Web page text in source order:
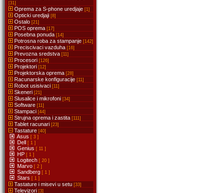
[31]
Oprema za S-phone uredjaje [1]
Opticki uredjaji [8]
Ostalo [21]
POS oprema [17]
Posebna ponuda [14]
Potrosna roba za stampanje [142]
Preciscivaci vazduha [16]
Prevozna sredstva [11]
Procesori [126]
Projektori [12]
Projektorska oprema [28]
Racunarske konfiguracije [11]
Robot usisivaci [11]
Skeneri [21]
Slusalice i mikrofoni [34]
Software [11]
Stampaci [44]
Strujna oprema i zastita [111]
Tablet racunari [23]
Tastature [40]
Asus [ 3 ]
Dell [ 1 ]
Genius [ 11 ]
HP [ 1 ]
Logitech [ 20 ]
Marvo [ 2 ]
Sandberg [ 1 ]
Stars [ 1 ]
Tastature i misevi u setu [33]
Televizori [3]